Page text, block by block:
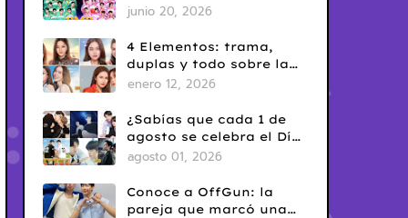
y temática
junio 20, 2026
4 Elementos: trama,
duplas y todo sobre la
saga GL antes de su
enero 12, 2026
¿Sabías que cada 1 de
agosto se celebra el Día
del Yaoi? Así nació una
conocidas del fandom
BL
agosto 01, 2026
Conoce a OffGun: la
pareja que marcó una